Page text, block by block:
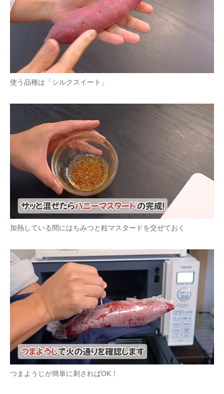
IT製品の技術・比較・事例
製造業のIT導入・活用を支援
モノづくり技術者専門サイト
エレクトロニクス専門サイト
電子設計の基本と応用
エネルギーの専門メディア
建設×テクノロジーの最前線
ちょっと気になるネットの話題
使う品種は「シルクスイート」
加熱している間にはちみつと粒マスタードを交ぜておく
つまようじが簡単に刺さればOK！